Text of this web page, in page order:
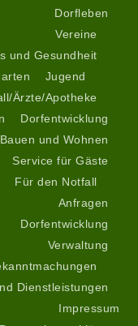
Dorfleben
Vereine
und Gesundheit
Jugend
Ärzte/Apotheke
Dorfentwicklung
Bauen und Wohnen
Service für Gäste
Für den Notfall
Anfragen
Dorfentwicklung
Verwaltung
Dienstleistungen
Impressum